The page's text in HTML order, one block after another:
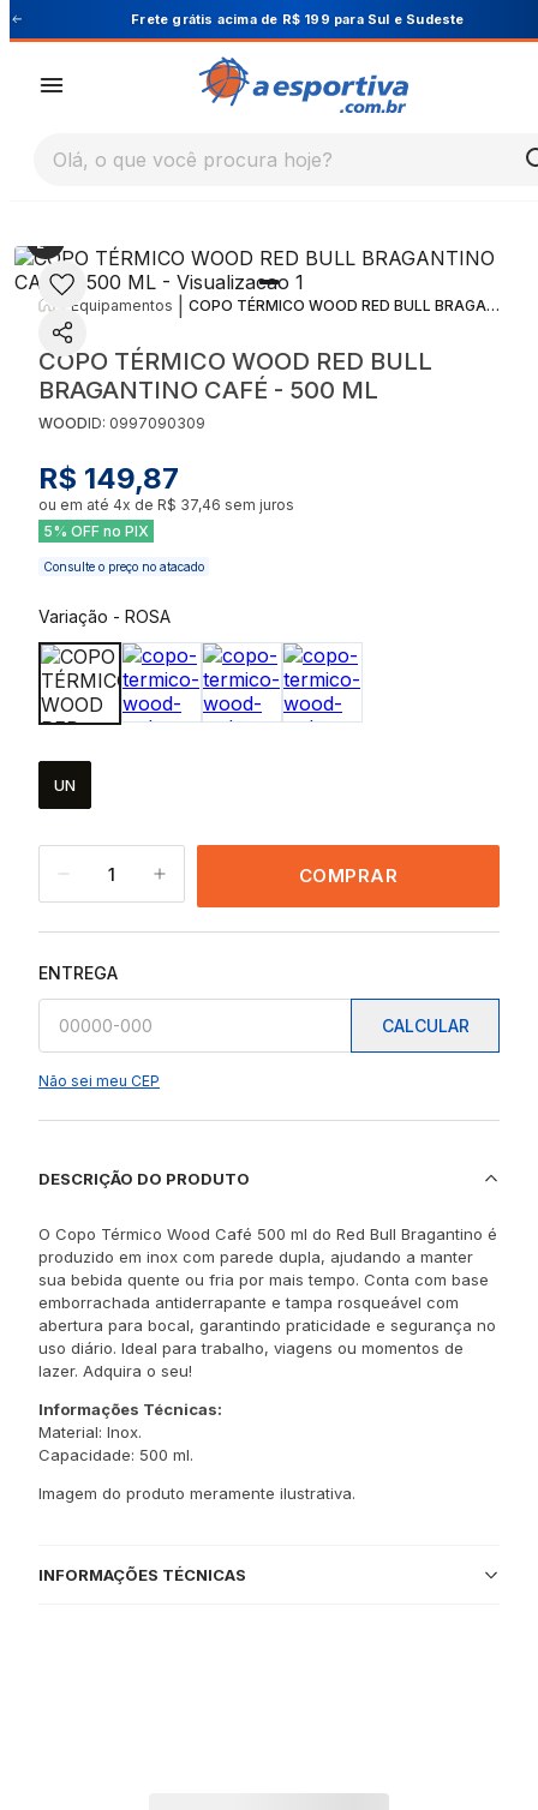
Cupom PRIMEIRA10 para 10% OFF na 1ª
Olá, o que você procura hoje?
Equipamentos COPO TÉRMICO WOOD RED BULL BRAGANTINO CAFÉ - 500 ML
COPO TÉRMICO WOOD RED BULL
BRAGANTINO CAFÉ - 500 ML
WOODID: 0997090309
R$ 149,87
ou em até 4x de R$ 37,46 sem juros
5% OFF no PIX
Consulte o preço no atacado
Variação - ROSA
UN
1 COMPRAR
ENTREGA
CALCULAR
Não sei meu CEP
DESCRIÇÃO DO PRODUTO
O Copo Térmico Wood Café 500 ml do Red Bull Bragantino é
produzido em inox com parede dupla, ajudando a manter
sua bebida quente ou fria por mais tempo. Conta com base
emborrachada antiderrapante e tampa rosqueável com
abertura para bocal, garantindo praticidade e segurança no
uso diário. Ideal para trabalho, viagens ou momentos de
lazer. Adquira o seu!
Informações Técnicas:
Material: Inox.
Capacidade: 500 ml.
Imagem do produto meramente ilustrativa.
INFORMAÇÕES TÉCNICAS